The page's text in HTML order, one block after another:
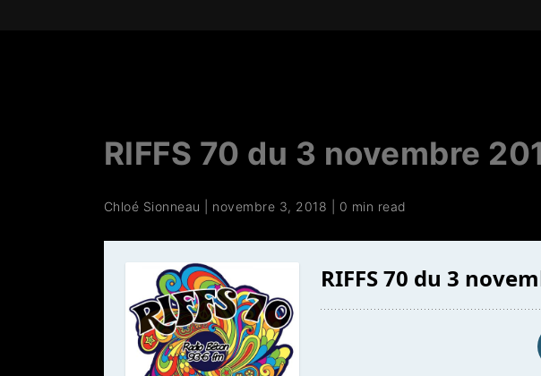
RIFFS 70 du 3 novembre
Chloé Sionneau novembre 3, 2018 0 min read